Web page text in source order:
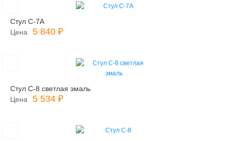
Стул С-7А
Цена
5 840 ₽
Стул С-8 светлая эмаль
Цена
5 534 ₽